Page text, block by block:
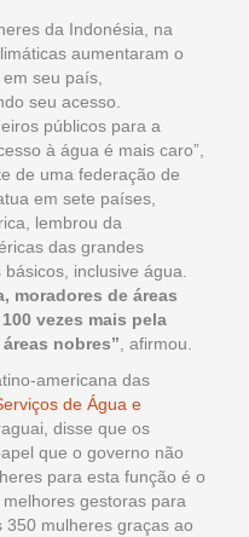
da Indonésia, na
aumentaram o
seu país,
seu acesso.
públicos para a
à água é mais caro”,
de uma federação de
em sete países,
lembrou da
das grandes
inclusive água.
moradores de áreas
vezes mais pela
nobres” , afirmou.
americana das
de Água e
disse que os
que o governo não
para esta função é o
gestoras para
350 mulheres graças ao